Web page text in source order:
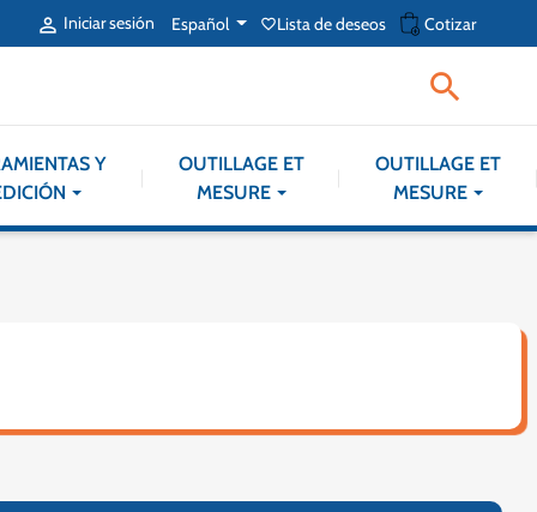
 Iniciar sesión Español favorite_borderLista de deseos shopping_cart Cotizar

Y
OUTILLAGE ET
MESURE
OUTILLAGE ET
MESURE